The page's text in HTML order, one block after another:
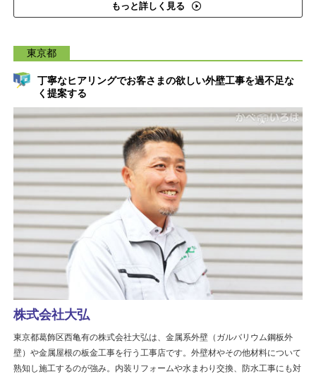
もっと詳しく見る
東京都
丁寧なヒアリングでお客さまの欲しい外壁工事を過不足な
く提案する
株式会社大弘
東京都葛飾区西亀有の株式会社大弘は、金属系外壁（ガルバリウム鋼板外
壁）や金属屋根の板金工事を行う工事店です。外壁材やその他材料について
熟知し施工するのが強み。内装リフォームや水まわり交換、防水工事にも対